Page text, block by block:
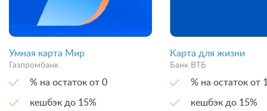
Умная карта Мир
Газпромбанк
% на остаток от 0
кешбэк до 15%
Карта для жизни
Банк ВТБ
% на
кешбэк до 15%